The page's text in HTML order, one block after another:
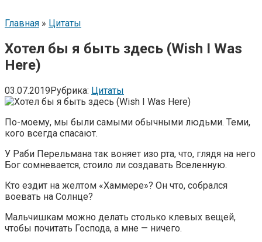
Главная » Цитаты
Хотел бы я быть здесь (Wish I Was
Here)
03.07.2019Рубрика: Цитаты
По-моему, мы были самыми обычными людьми. Теми,
кого всегда спасают.
У Раби Перельмана так воняет изо рта, что, глядя на него
Бог сомневается, стоило ли создавать Вселенную.
Кто ездит на желтом «Хаммере»? Он что, собрался
воевать на Солнце?
Мальчишкам можно делать столько клевых вещей,
чтобы почитать Господа, а мне — ничего.